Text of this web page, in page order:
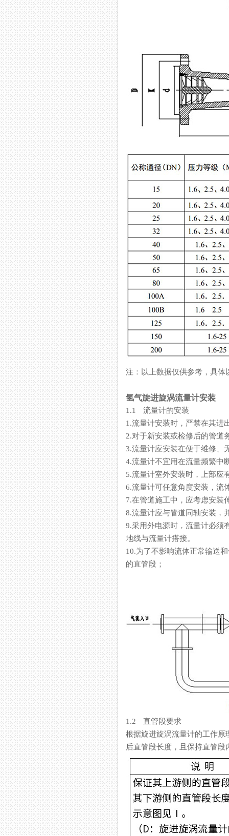
注：以上数据仅供参考，
氢气旋进旋涡流量计安装
1.1 流量计的安装
1.流量计安装时，严禁在其进
2.对于新安装或检修后的管道务
3.流量计应安装在便于维修
4.流量计不宜用在流量频繁中断
5.流量计室外安装时，上部应
6.流量计可任意角度安装，
7.在管道施工中，应考虑安
8.流量计应与管道同轴安装，
9.采用外电源时，流量计必须
地线与流量计搭接。
10.为了不影响流体正常输送
的直管段；
1.2 直管段要求
根据旋进旋涡流量计的工作原理
后直管段长度，且保持直管段